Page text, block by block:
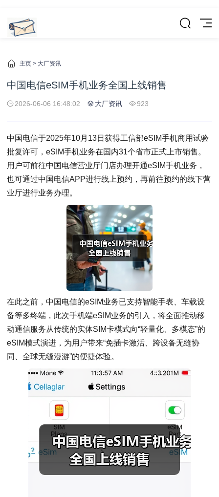
主页 > 大厂资讯
中国电信eSIM手机业务全国上线销售
2026-06-06 16:48:02 大厂资讯 923
中国电信于2025年10月13日获得工信部eSIM手机商用试验
批复许可，eSIM手机业务在国内31个省市正式上市销售。
用户可前往中国电信营业厅门店办理开通eSIM手机业务，
也可通过中国电信APP进行线上预约，再前往预约的线下营
业厅进行业务办理。
在此之前，中国电信的eSIM业务已支持智能手表、车载设
备等多终端，此次手机端eSIM业务的引入，将全面推动移
动通信服务从传统的实体SIM卡模式向“轻量化、多模态”的
eSIM模式演进，为用户带来“免插卡激活、跨设备无缝协
同、全球无缝漫游”的便捷体验。